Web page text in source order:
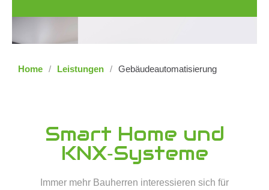
Home / Leistungen / Gebäudeautomatisierung
Smart Home und
KNX‑Systeme
Immer mehr Bauherren interessieren sich für